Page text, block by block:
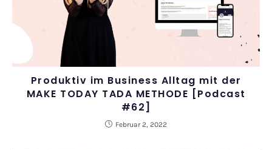
Produktiv im Business Alltag mit der
MAKE TODAY TADA METHODE [Podcast
#62]
Februar 2, 2022